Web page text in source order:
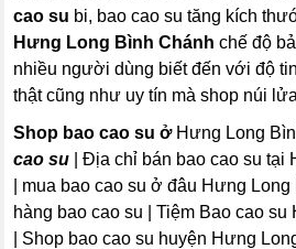
cao su bi, bao cao su tăng kích
Hưng Long Bình Chánh chế độ
nhiều người dùng biết đến với độ
thật cũng như uy tín mà shop núi
Shop bao cao su ở Hưng Long
cao su
| Địa chỉ bán bao cao su
| mua bao cao su ở đâu Hưng
hàng bao cao su | Tiệm Bao cao
| Shop bao cao su huyện Hưng